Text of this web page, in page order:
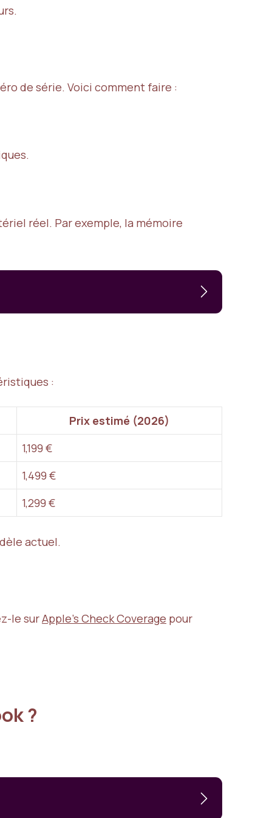
de série. Voici comment faire :
réel. Par exemple, la mémoire
:
Prix estimé (2026)
1,199 €
1,499 €
1,299 €
actuel.
le surApple’s Check Coverage pour
?